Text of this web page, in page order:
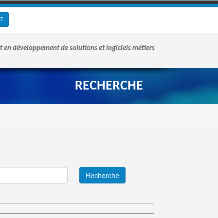
en développement de solutions et logiciels métiers
RECHERCHE
Recherche